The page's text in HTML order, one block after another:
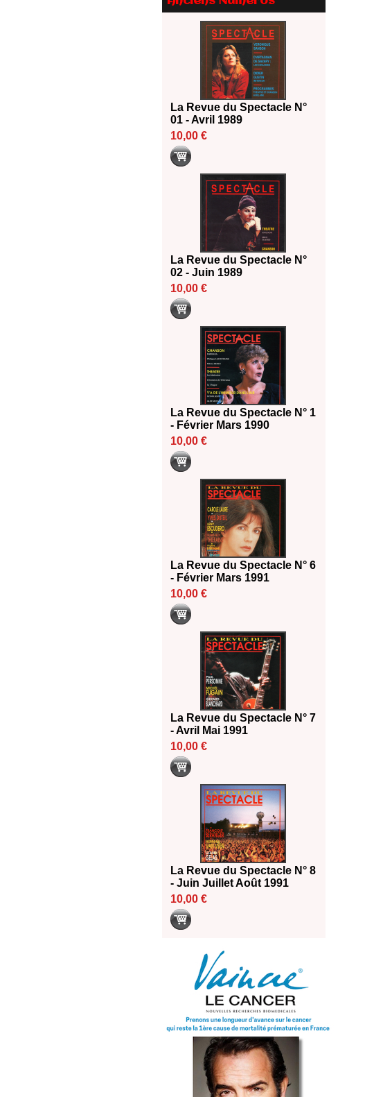
Le palmarès des prix SACD
Les 10 lauréats du Fonds
Grandes Formes Théâtre 2026
Nomination de Nathalie
Garraud et Olivier Saccomano à
la direction du Théâtre de
Gennevilliers - CDN
13/06/2026
Dispositif SACD Auteurs
d'espaces : les lauréats 2026
La Revue du Spectacle N°
01 - Avril 1989
10,00 €
La Revue du Spectacle N°
02 - Juin 1989
10,00 €
La Revue du Spectacle N° 1
- Février Mars 1990
10,00 €
La Revue du Spectacle N° 6
- Février Mars 1991
10,00 €
La Revue du Spectacle N° 7
- Avril Mai 1991
10,00 €
La Revue du Spectacle N° 8
- Juin Juillet Août 1991
10,00 €